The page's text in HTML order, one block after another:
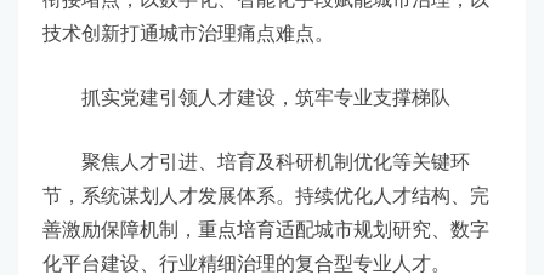
技术创新打通城市治理痛点难点。
抓实党建引领人才建设，筑牢专业支撑梯队
聚焦人才引进、培育及科研机制优化等关键环
节，系统谋划人才发展体系。持续优化人才结构、完
善激励保障机制，重点培育适配城市规划研究、数字
化平台建设、行业精细治理的复合型专业人才。